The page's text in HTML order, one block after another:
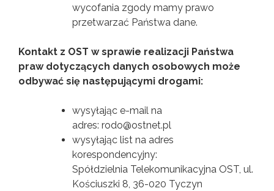
wycofania zgody mamy prawo
przetwarzać Państwa dane.
Kontakt z OST w sprawie realizacji Państwa
praw dotyczących danych osobowych może
odbywać się następującymi drogami:
wysyłając e-mail na
adres: rodo@ostnet.pl
wysyłając list na adres
korespondencyjny:
Spółdzielnia Telekomunikacyjna OST, ul.
Kościuszki 8, 36-020 Tyczyn